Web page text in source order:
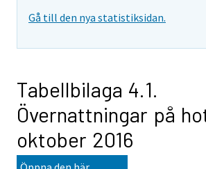
Gå till den nya statistiksidan.
Tabellbilaga 4.1.
Övernattningar på
oktober 2016